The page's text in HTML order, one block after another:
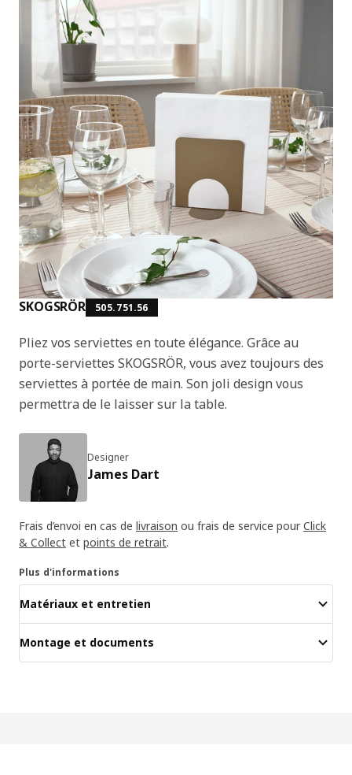
SKOGSRÖR 505.751.56
Pliez vos serviettes en toute élégance. Grâce au
porte-serviettes SKOGSRÖR, vous avez toujours des
serviettes à portée de main. Son joli design vous
permettra de le laisser sur la table.
Designer
James Dart
Frais d’envoi en cas de livraison ou frais de service pour Click
& Collect et points de retrait.
Plus d'informations
Matériaux et entretien
Montage et documents